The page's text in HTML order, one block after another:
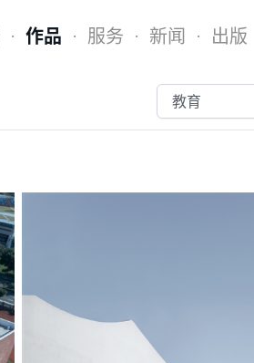
· 作品 · 服务 · 新闻 · 出版
教育